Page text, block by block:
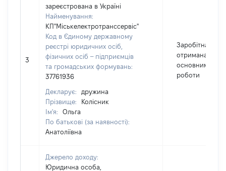
3
зареєстрована в Україні
Найменування:
КП"Міськелектротранссервіс"
Код в Єдиному державному
реєстрі юридичних осіб,
фізичних осіб – підприємців
та громадських формувань:
37761936
Декларує:
дружина
Прізвище:
Колісник
Ім'я:
Ольга
По батькові (за наявності):
Анатоліївна
Заробітна
отримана за
основним
роботи
Джерело доходу:
Юридична особа,